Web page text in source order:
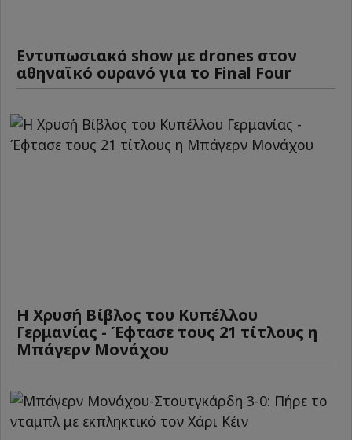
Εντυπωσιακό show με drones στον
αθηναϊκό ουρανό για το Final Four
Η Χρυσή Βίβλος του Κυπέλλου
Γερμανίας - Έφτασε τους 21 τίτλους η
Μπάγερν Μονάχου